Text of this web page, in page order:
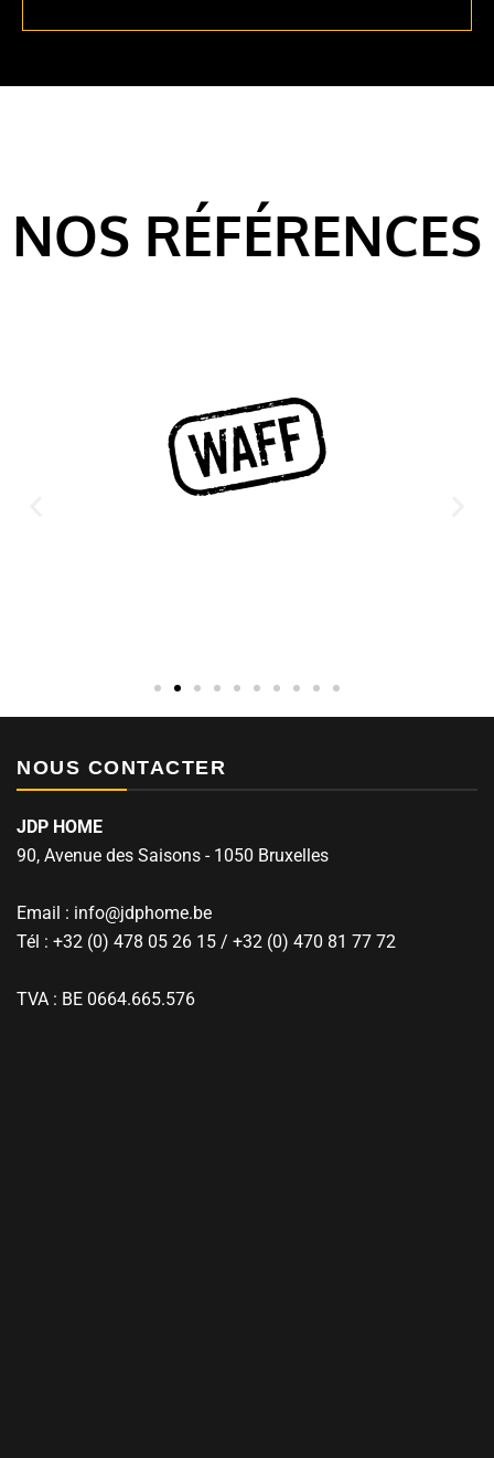
NOS RÉFÉRENCES
NOUS CONTACTER
JDP HOME
90, Avenue des Saisons - 1050 Bruxelles
Email : info@jdphome.be
Tél : +32 (0) 478 05 26 15 / +32 (0) 470 81 77 72
TVA : BE 0664.665.576